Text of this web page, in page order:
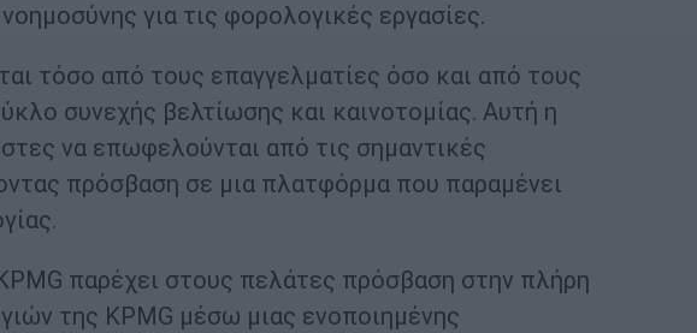
για τις φορολογικές εργασίες.
τόσο από τους επαγγελματίες όσο και από τους
συνεχής βελτίωσης και καινοτομίας. Αυτή η
να επωφελούνται από τις σημαντικές
πρόσβαση σε μια πλατφόρμα που παραμένει
παρέχει στους πελάτες πρόσβαση στην πλήρη
της KPMG μέσω μιας ενοποιημένης